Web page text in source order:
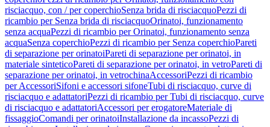
risciacquo, con / per coperchioSenza brida di risciacquoPezzi di
ricambio per Senza brida di risciacquoOrinatoi, funzionamento
senza acquaPezzi di ricambio per Orinatoi, funzionamento senza
acquaSenza coperchioPezzi di ricambio per Senza coperchioPareti
di separazione per orinatoiPareti di separazione per orinatoi, in
materiale sinteticoPareti di separazione per orinatoi, in vetroPareti di
separazione per orinatoi, in vetrochinaAccessoriPezzi di ricambio
per AccessoriSifoni e accessori sifoneTubi di risciacquo, curve di
risciacquo e adattatoriPezzi di ricambio per Tubi di risciacquo, curve
di risciacquo e adattatoriAccessori per erogatoreMateriale di
fissaggioComandi per orinatoiInstallazione da incassoPezzi di